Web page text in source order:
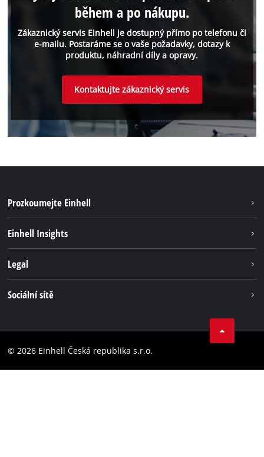
Zákaznický servis Einhell je dostupný přímo po telefonu či
e-mailu. Postaráme se o vaše požadavky, dotazy k
produktu, náhradní díly a opravy.
během a po nákupu.
Kontaktujte zákaznický servis
Prozkoumejte Einhell
Systém akumulátorů
Einhell Insights
Einhell celosvětově
Legal
Prohlášení o přístupnosti
Sociální sítě
Instagram
© 2026 Einhell Česká republika s.r.o.